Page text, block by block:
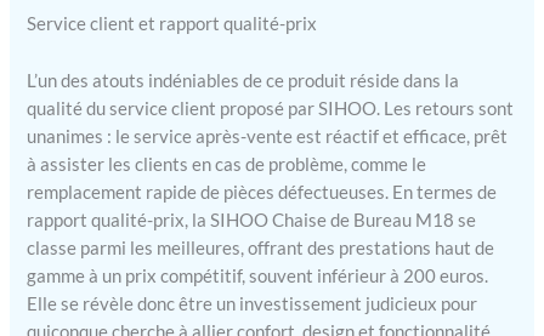
jours, nous offrons le
remboursement gratuits.
Et nous nous engageons à
vous fournir des
prix coûtant dans la
période de garantie de
trois ans. Si vous
rencontrez des problèmes,
veuillez nous contacter et
nous vous apporterons une
solution satisfaisante.
Service client et rapport qualité-prix
L’un des atouts indéniables de ce produit réside dans la
qualité du service client proposé par SIHOO. Les retours sont
unanimes : le service après-vente est réactif et efficace, prêt
à assister les clients en cas de problème, comme le
remplacement rapide de pièces défectueuses. En termes de
rapport qualité-prix, la SIHOO Chaise de Bureau M18 se
classe parmi les meilleures, offrant des prestations haut de
gamme à un prix compétitif, souvent inférieur à 200 euros.
Elle se révèle donc être un investissement judicieux pour
quiconque cherche à allier confort, design et fonctionnalité.